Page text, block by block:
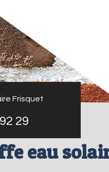
Frisquet
29
eau